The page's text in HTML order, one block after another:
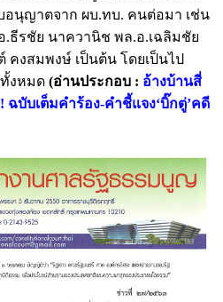
อนุญาตจาก ผบ.ทบ. คนต่อมา เช่น
ธีรชัย นาควานิช พล.อ.เฉลิมชัย
งสมพงษ์ เป็นต้น โดยเป็นไป
งหมด (อ่านประกอบ : อ้างบ้านสี่
! ฉบับเต็มคำร้อง-คำชี้แจง‘บิ๊กตู่’คดี